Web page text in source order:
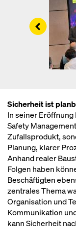
Left
Sicherheit ist
In seiner
Safety
Zufallsprodukt,
Planung, klarer
Anhand realer
Folgen haben
Beschäftigten
zentrales Thema
Organisation und
Kommunikation
kann Sicherheit